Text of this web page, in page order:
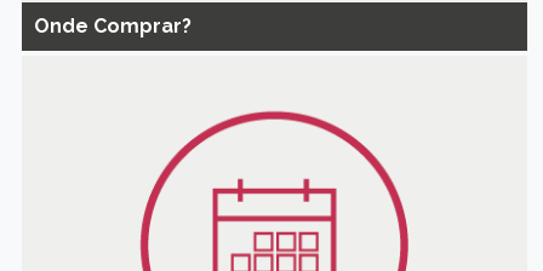
Onde Comprar?